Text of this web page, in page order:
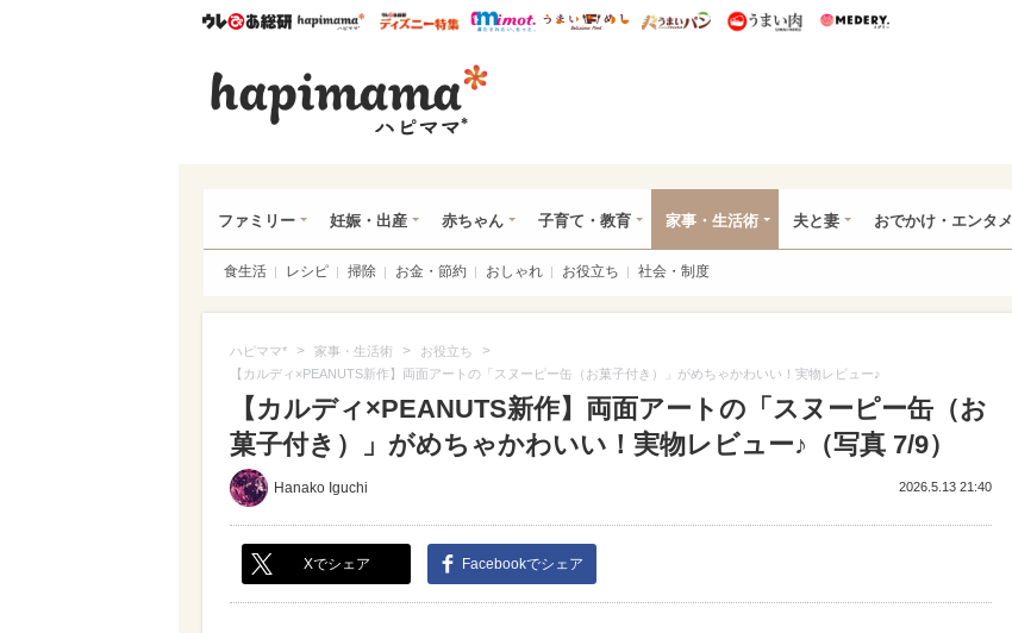
ウレぴあ総研ハピママ* ウレぴあ総研 ディズニー特集
mimot. うまいめし うまいパン うまい肉
ファミリー 妊娠・出産 赤ちゃん 子育て・教育 家事・生活術 夫と妻 おでかけ・エンタメ
食生活 レシピ 掃除 お金・節約 おしゃれ お役立ち 社会・制度
ハピママ* > 家事・生活術 > お役立ち >
【カルディ×PEANUTS新作】両面アートの「スヌーピー缶（お菓子付き）」がめちゃかわいい！実物レビュー♪
【カルディ×PEANUTS新作】両面アートの「スヌーピー缶（お
菓子付き）」がめちゃかわいい！実物レビュー♪（写真 7/9）
Hanako Iguchi 2026.5.13 21:40
Xでシェア Facebookでシェア